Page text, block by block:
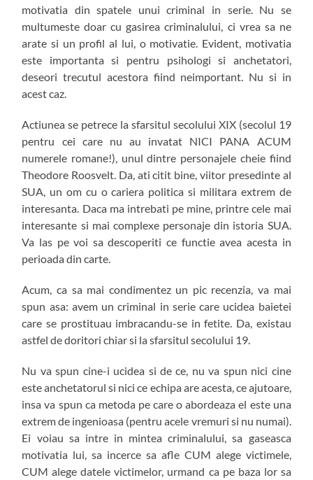
motivatia din spatele unui criminal in serie. Nu se
multumeste doar cu gasirea criminalului, ci vrea sa ne
arate si un profil al lui, o motivatie. Evident, motivatia
este importanta si pentru psihologi si anchetatori,
deseori trecutul acestora fiind neimportant. Nu si in
acest caz.
Actiunea se petrece la sfarsitul secolului XIX (secolul 19
pentru cei care nu au invatat NICI PANA ACUM
numerele romane!), unul dintre personajele cheie fiind
Theodore Roosvelt. Da, ati citit bine, viitor presedinte al
SUA, un om cu o cariera politica si militara extrem de
interesanta. Daca ma intrebati pe mine, printre cele mai
interesante si mai complexe personaje din istoria SUA.
Va las pe voi sa descoperiti ce functie avea acesta in
perioada din carte.
Acum, ca sa mai condimentez un pic recenzia, va mai
spun asa: avem un criminal in serie care ucidea baietei
care se prostituau imbracandu-se in fetite. Da, existau
astfel de doritori chiar si la sfarsitul secolului 19.
Nu va spun cine-i ucidea si de ce, nu va spun nici cine
este anchetatorul si nici ce echipa are acesta, ce ajutoare,
insa va spun ca metoda pe care o abordeaza el este una
extrem de ingenioasa (pentru acele vremuri si nu numai).
Ei voiau sa intre in mintea criminalului, sa gaseasca
motivatia lui, sa incerce sa afle CUM alege victimele,
CUM alege datele victimelor, urmand ca pe baza lor sa